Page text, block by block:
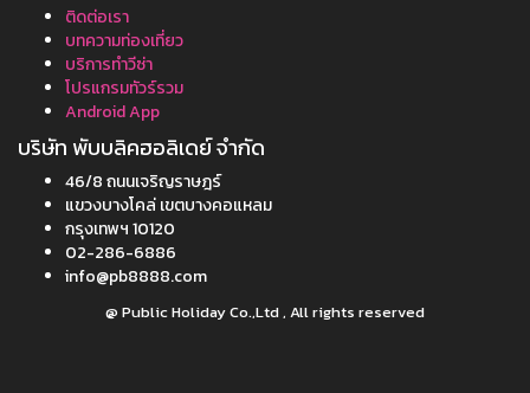
ติดต่อเรา
บทความท่องเที่ยว
บริการทำวีซ่า
โปรแกรมทัวร์รวม
Android App
บริษัท พับบลิคฮอลิเดย์ จำกัด
46/8 ถนนเจริญราษฎร์
แขวงบางโคล่ เขตบางคอแหลม
กรุงเทพฯ 10120
02-286-6886
info@pb8888.com
@ Public Holiday Co.,Ltd , All rights reserved